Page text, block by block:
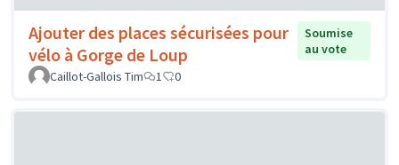
Ajouter des places sécurisées pour
vélo à Gorge de Loup
Soumise
au vote
Caillot-Gallois Tim
1 0